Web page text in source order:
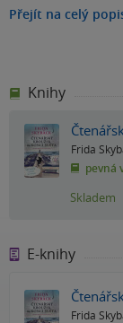
Přejít na celý
Knihy
Frida
pevná
Skladem
E-knihy
Frida